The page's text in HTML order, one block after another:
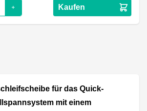
Kaufen
für das Quick-
mit einem